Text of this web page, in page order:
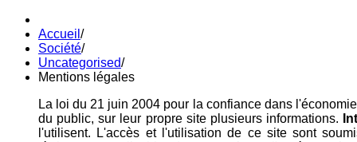
Accueil /
Société/
Uncategorised/
Mentions légales
La loi du 21 juin 2004 pour la confiance dans
du public, sur leur propre site plusieurs informations.
l'utilisent. L'accès et l'utilisation de ce site sont